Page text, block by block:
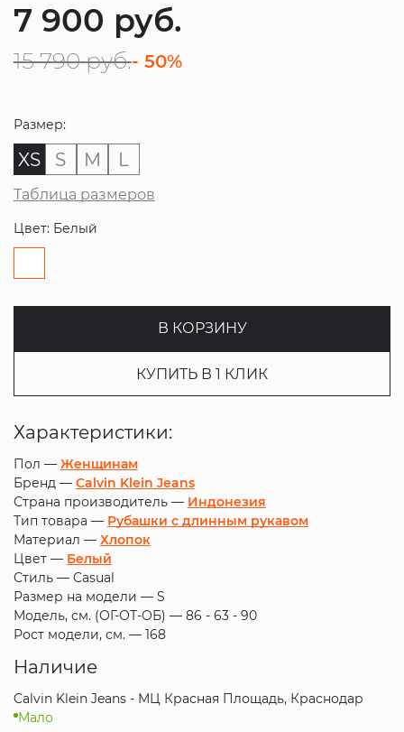
7 900 руб.
15 790 руб.- 50%
Размер:
XS S M L
Таблица размеров
Цвет: Белый
В КОРЗИНУ
КУПИТЬ В 1 КЛИК
Характеристики:
Пол — Женщинам
Бренд — Calvin Klein Jeans
Страна производитель — Индонезия
Тип товара — Рубашки с длинным рукавом
Материал — Хлопок
Цвет — Белый
Стиль — Casual
Размер на модели — S
Модель, см. (ОГ-ОТ-ОБ) — 86 - 63 - 90
Рост модели, см. — 168
Наличие
Calvin Klein Jeans - МЦ Красная Площадь, Краснодар
Мало